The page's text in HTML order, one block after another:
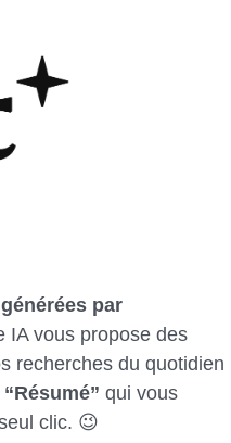
par
IA vous propose des
recherches du quotidien
“Résumé” qui vous
clic. 😉